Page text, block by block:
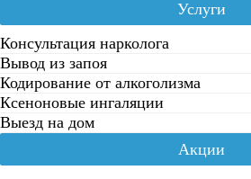
Услуги
Консультация нарколога
Вывод из запоя
Кодирование от алкоголизма
Ксеноновые ингаляции
Выезд на дом
Акции